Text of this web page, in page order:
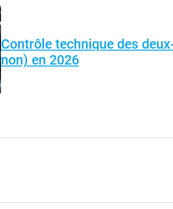
Contrôle technique des
non) en 2026